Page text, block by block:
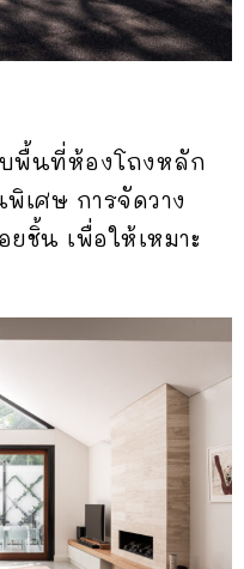
พื้นที่ห้องโถงหลัก
เศษ การจัดวาง
ชิ้น เพื่อให้เหมาะ